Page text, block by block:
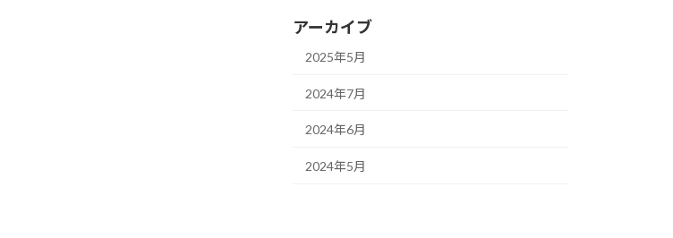
アーカイブ
2025年5月
2024年7月
2024年6月
2024年5月